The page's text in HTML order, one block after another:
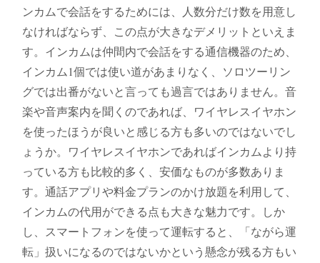
ンカムで会話をするためには、人数分だけ数を用意し
なければならず、この点が大きなデメリットといえま
す。インカムは仲間内で会話をする通信機器のため、
インカム1個では使い道があまりなく、ソロツーリン
グでは出番がないと言っても過言ではありません。音
楽や音声案内を聞くのであれば、ワイヤレスイヤホン
を使ったほうが良いと感じる方も多いのではないでし
ょうか。ワイヤレスイヤホンであればインカムより持
っている方も比較的多く、安価なものが多数ありま
す。通話アプリや料金プランのかけ放題を利用して、
インカムの代用ができる点も大きな魅力です。しか
し、スマートフォンを使って運転すると、「ながら運
転」扱いになるのではないかという懸念が残る方もい